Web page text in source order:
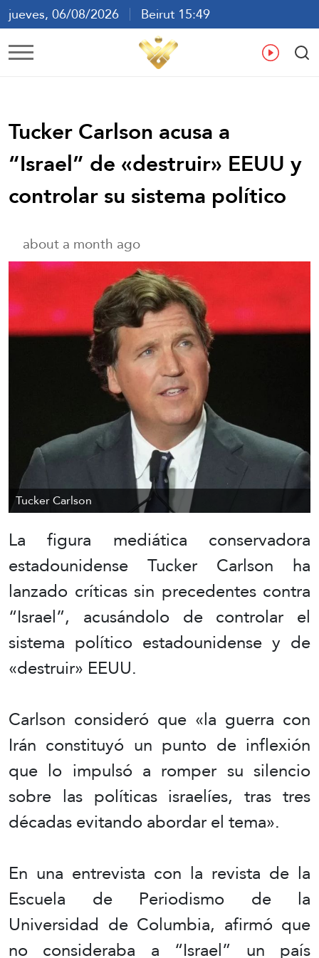
jueves, 06/08/2026
Beirut 15:49
ع En
Tucker Carlson acusa a
“Israel” de «destruir» EEUU y
controlar su sistema político
about a month ago
Tucker Carlson
La figura mediática conservadora
estadounidense Tucker Carlson ha
lanzado críticas sin precedentes contra
“Israel”, acusándolo de controlar el
sistema político estadounidense y de
«destruir» EEUU.
Carlson consideró que «la guerra con
Irán constituyó un punto de inflexión
que lo impulsó a romper su silencio
sobre las políticas israelíes, tras tres
décadas evitando abordar el tema».
En una entrevista con la revista de la
Escuela de Periodismo de la
Universidad de Columbia, afirmó que
no consideraba a “Israel” un país